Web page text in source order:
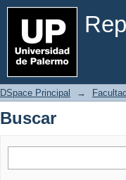
Buscar
DSpace Principal →
Buscar